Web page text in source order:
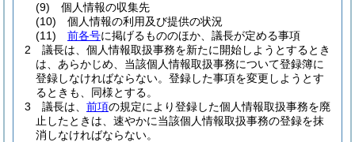
(9)
個人情報の収集先
(10)
個人情報の利用及び提供の状況
(11)
前各号に掲げるもののほか、議長が定める事項
2
議長は、個人情報取扱事務を新たに開始しようとするとき
は、あらかじめ、当該個人情報取扱事務について登録簿に
登録しなければならない。 登録した事項を変更しようとす
るときも、同様とする。
3
議長は、 前項の規定により登録した個人情報取扱事務を廃
止したときは、速やかに当該個人情報取扱事務の登録を抹
消しなければならない。